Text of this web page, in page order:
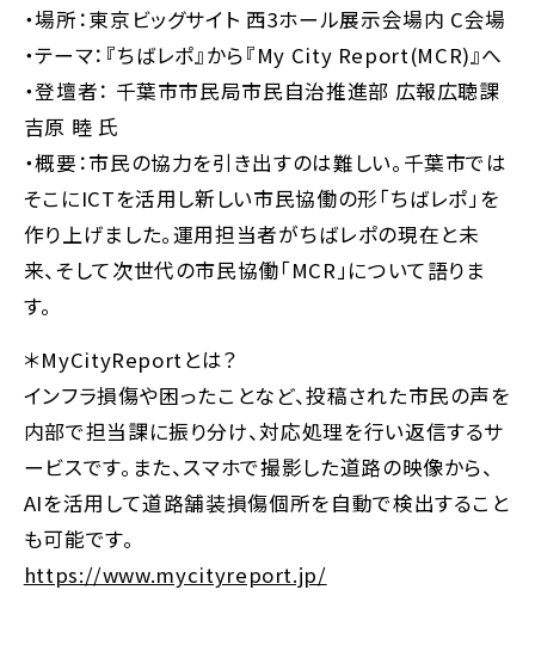
・場所：東京ビッグサイト 西3ホール展示会場内 C会場
・テーマ：『ちばレポ』から『My City Report(MCR)』へ
・登壇者： 千葉市市民局市民自治推進部 広報広聴課
吉原 睦 氏
・概要：市民の協力を引き出すのは難しい。千葉市では
そこにICTを活用し新しい市民協働の形「ちばレポ」を
作り上げました。運用担当者がちばレポの現在と未
来、そして次世代の市民協働「MCR」について語りま
す。
＊MyCityReportとは？
インフラ損傷や困ったことなど、投稿された市民の声を
内部で担当課に振り分け、対応処理を行い返信するサ
ービスです。また、スマホで撮影した道路の映像から、
AIを活用して道路舗装損傷個所を自動で検出すること
も可能です。
https://www.mycityreport.jp/